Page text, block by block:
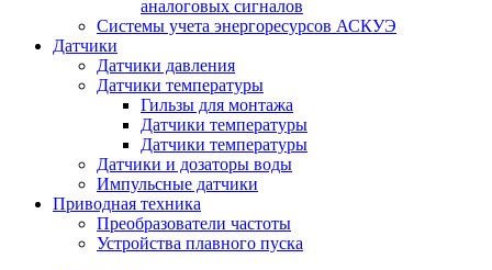
аналоговых сигналов
Системы учета энергоресурсов АСКУЭ
Датчики
Датчики давления
Датчики температуры
Гильзы для монтажа
Датчики температуры
Датчики температуры
Датчики и дозаторы воды
Импульсные датчики
Приводная техника
Преобразователи частоты
Устройства плавного пуска